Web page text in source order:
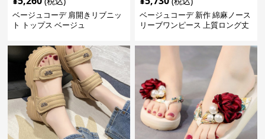
ベージュコーデ 肩開きリブニッ
ト トップス ベージュ
ベージュコーデ 新作 綿麻ノース
リーブワンピース 上質ロング丈